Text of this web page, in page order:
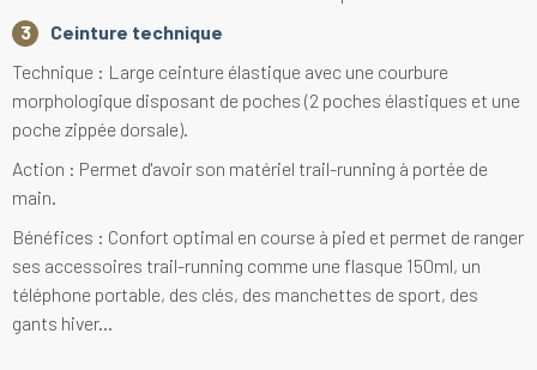
Ceinture technique
Technique : Large ceinture élastique avec une courbure
morphologique disposant de poches (2 poches élastiques et une
poche zippée dorsale).
Action : Permet d'avoir son matériel trail-running à portée de
main.
Bénéfices : Confort optimal en course à pied et permet de ranger
ses accessoires trail-running comme une flasque 150ml, un
téléphone portable, des clés, des manchettes de sport, des
gants hiver...